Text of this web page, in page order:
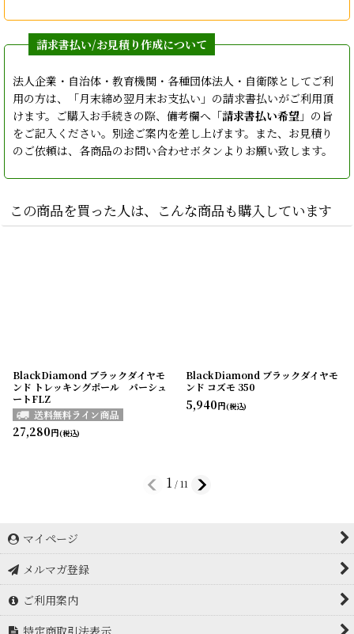
法人企業・自治体・教育機関・各種団体法人・自衛隊としてご利
用の方は、「月末締め翌月末お支払い」の請求書払いがご利用頂
けます。ご購入お手続きの際、備考欄へ「請求書払い希望 」の旨
をご記入ください。別途ご案内を差し上げます。また、お見積り
のご依頼は、各商品のお問い合わせボタンよりお願い致します。
この商品を買った人は、こんな商品も購入しています
BlackDiamond ブラックダイヤモ
ンド トレッキングポール パーシュ
ートFLZ
27,280円(税込)
BlackDiamond ブラックダイヤモ
ンド コズモ 350
5,940円(税込)
1 / 11
マイページ
メルマガ登録
ご利用案内
特定商取引法表示